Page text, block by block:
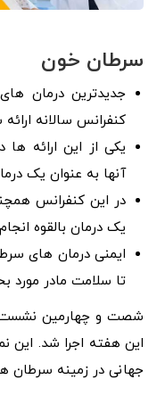
سرطان خون
جدیدترین درمان‌
کنفرانس سالانه
یکی از این ارائه
آنها به عنوان یک
یک درمان بالقوه
ایمنی درمان‌ های
تا سلامت مادر مورد
این هفته اجرا شد. این
جهانی در زمینه سرطان‌